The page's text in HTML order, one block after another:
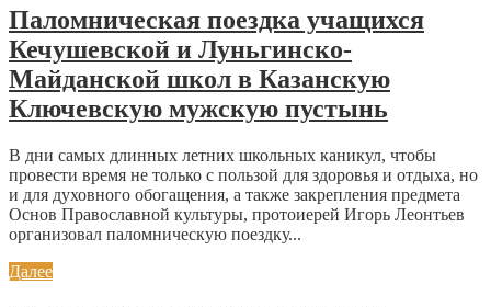
Паломническая поездка учащихся
Кечушевской и Луньгинско-
Майданской школ в Казанскую
Ключевскую мужскую пустынь
В дни самых длинных летних школьных каникул, чтобы
провести время не только с пользой для здоровья и отдыха, но
и для духовного обогащения, а также закрепления предмета
Основ Православной культуры, протоиерей Игорь Леонтьев
организовал паломническую поездку...
Далее